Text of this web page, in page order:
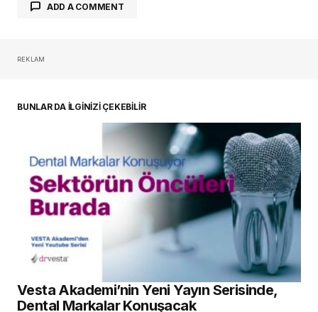
ADD A COMMENT
REKLAM
BUNLAR DA İLGİNİZİ ÇEKEBİLİR
Vesta Akademi’nin Yeni Yayın Serisinde,
Dental Markalar Konuşacak